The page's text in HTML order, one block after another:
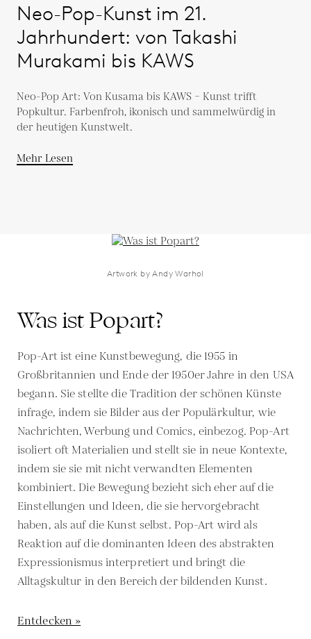
Neo-Pop-Kunst im 21.
Jahrhundert: von Takashi
Murakami bis KAWS
Neo-Pop Art: Von Kusama bis KAWS – Kunst trifft
Popkultur. Farbenfroh, ikonisch und sammelwürdig in
der heutigen Kunstwelt.
Mehr Lesen
Artwork by Andy Warhol
Was ist Popart?
Pop-Art ist eine Kunstbewegung, die 1955 in
Großbritannien und Ende der 1950er Jahre in den USA
begann. Sie stellte die Tradition der schönen Künste
infrage, indem sie Bilder aus der Populärkultur, wie
Nachrichten, Werbung und Comics, einbezog. Pop-Art
isoliert oft Materialien und stellt sie in neue Kontexte,
indem sie sie mit nicht verwandten Elementen
kombiniert. Die Bewegung bezieht sich eher auf die
Einstellungen und Ideen, die sie hervorgebracht
haben, als auf die Kunst selbst. Pop-Art wird als
Reaktion auf die dominanten Ideen des abstrakten
Expressionismus interpretiert und bringt die
Alltagskultur in den Bereich der bildenden Kunst.
Entdecken »